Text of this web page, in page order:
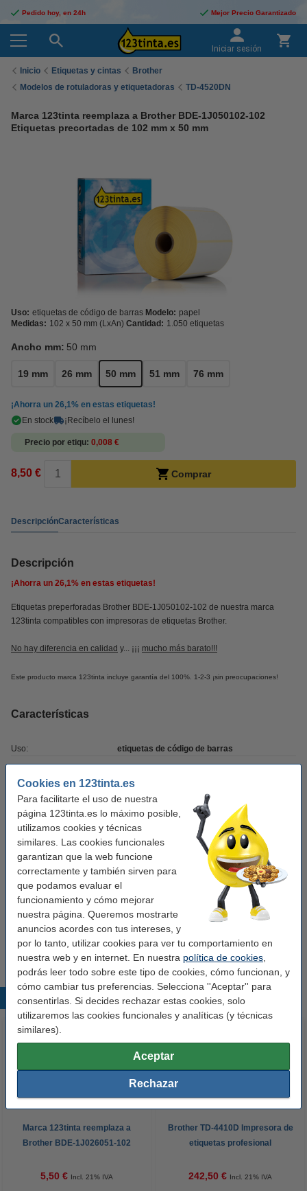
Cookies en 123tinta.es
Para facilitarte el uso de nuestra
página 123tinta.es lo máximo posible,
utilizamos cookies y técnicas
similares. Las cookies funcionales
garantizan que la web funcione
correctamente y también sirven para
que podamos evaluar el
funcionamiento y cómo mejorar
nuestra página. Queremos mostrarte
anuncios acordes con tus intereses, y
por lo tanto, utilizar cookies para ver tu comportamiento en
nuestra web y en internet. En nuestra política de cookies
podrás leer todo sobre este tipo de cookies, cómo funcionan, y
cómo cambiar tus preferencias. Selecciona ''Aceptar'' para
consentirlas. Si decides rechazar estas cookies, solo
utilizaremos las cookies funcionales y analíticas (y técnicas
similares).
Aceptar
Rechazar
Pedido hoy, en 24h Mejor Precio Garantizado
Iniciar sesión
Inicio Etiquetas y cintas
Brother
Modelos de rotuladoras y etiquetadoras
TD-4520DN
Marca 123tinta reemplaza a Brother BDE-1J050102-102
Etiquetas precortadas de 102 mm x 50 mm
Uso: etiquetas de código de barras Modelo: papel
Medidas: 102 x 50 mm (LxAn) Cantidad: 1.050 etiquetas
Ancho mm: 50 mm
19 mm 26 mm 50 mm 51 mm 76 mm
¡Ahorra un 26,1% en estas etiquetas!
En stock
¡Recíbelo el lunes!
Precio por etiqu 0,008 €
8,50 € Comprar
DescripciónCaracterísticas
Descripción
¡Ahorra un 26,1% en estas etiquetas!
Etiquetas preperforadas Brother BDE-1J050102-102 de nuestra marca
123tinta compatibles con impresoras de etiquetas Brother.
No hay diferencia en calidad y... ¡¡¡ mucho más barato!!!
Este producto marca 123tinta incluye garantía del 100%. 1-2-3 ¡sin preocupaciones!
Características
Uso: etiquetas de código de barras
Medidas: 102 x 50 mm (LxAn)
Cantidad: 1.050 etiquetas
Marca: 123tinta
Código EAN: -
Color: blanco
Consejo
Le recomendamos que utilice estas etiquetas (marca 123tinta) en
lugar de las etiquetas originales.
Productos destacados
Marca 123tinta reemplaza a
Brother BDE-1J026051-102
26 mm
5,50 € Incl. 21% IVA
Brother TD-4410D Impresora de
etiquetas profesional
242,50 € Incl. 21% IVA